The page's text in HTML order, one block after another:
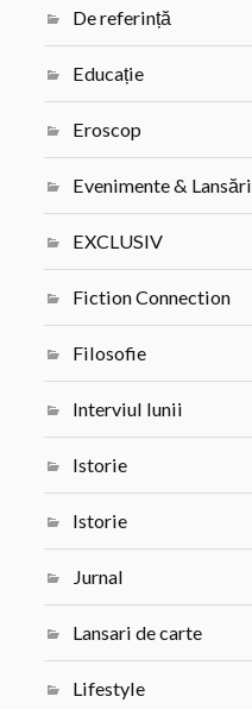
De referință
Educație
Eroscop
Evenimente & Lansări
EXCLUSIV
Fiction Connection
Filosofie
Interviul lunii
Istorie
Istorie
Jurnal
Lansari de carte
Lifestyle